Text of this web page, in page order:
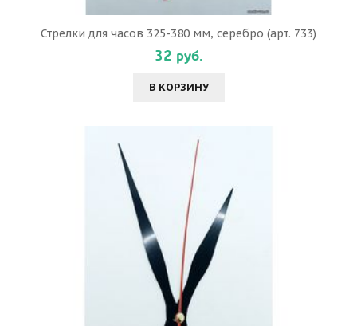
Стрелки для часов 325-380 мм, серебро (арт. 733)
32 руб.
В КОРЗИНУ